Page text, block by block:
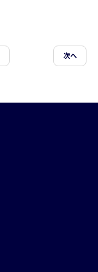
次へ